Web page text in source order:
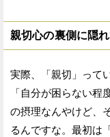
親切心の裏側に隠
実際、「親切」って
「自分が困らない
の摂理なんやけど、
るんですな。最初は